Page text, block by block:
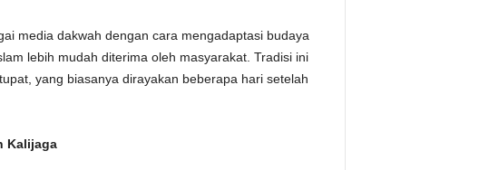
media dakwah dengan cara mengadaptasi budaya
lebih mudah diterima oleh masyarakat. Tradisi ini
yang biasanya dirayakan beberapa hari setelah
Kalijaga